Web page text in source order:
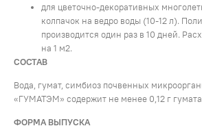
для цветочно-декоративных
колпачок на ведро воды (10-12 л).
производится один раз в 10 дней.
на 1 м2.
СОСТАВ
Вода, гумат, симбиоз почвенных
«ГУМАТЭМ» содержит не менее 0,12 г
ФОРМА ВЫПУСКА